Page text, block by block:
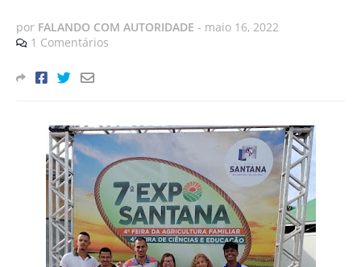
por FALANDO COM AUTORIDADE - maio 16, 2022
1 Comentários